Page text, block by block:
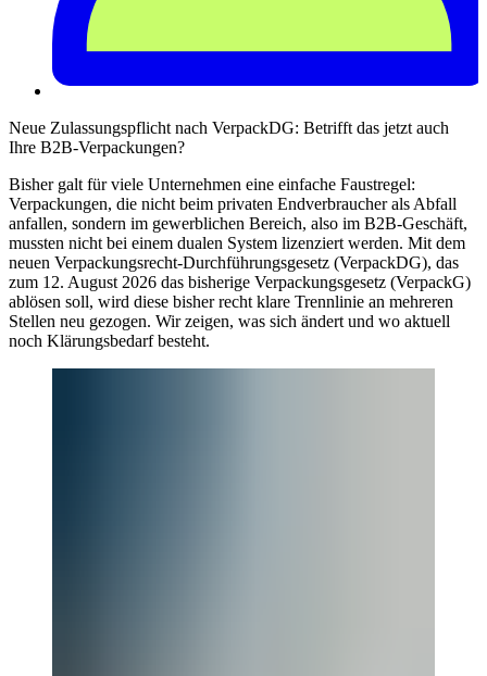
Neue Zulassungspflicht nach VerpackDG: Betrifft das jetzt auch
Ihre B2B-Verpackungen?
Bisher galt für viele Unternehmen eine einfache Faustregel:
Verpackungen, die nicht beim privaten Endverbraucher als Abfall
anfallen, sondern im gewerblichen Bereich, also im B2B-Geschäft,
mussten nicht bei einem dualen System lizenziert werden. Mit dem
neuen Verpackungsrecht-Durchführungsgesetz (VerpackDG), das
zum 12. August 2026 das bisherige Verpackungsgesetz (VerpackG)
ablösen soll, wird diese bisher recht klare Trennlinie an mehreren
Stellen neu gezogen. Wir zeigen, was sich ändert und wo aktuell
noch Klärungsbedarf besteht.